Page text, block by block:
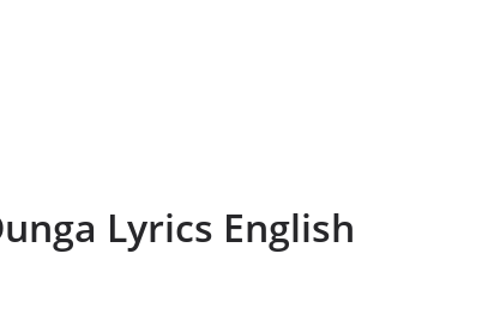
Lyrics English